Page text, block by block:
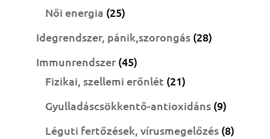
Női energia 2525
termék
Idegrendszer, pánik,szorongás 2828
Immunrendszer 4545
termék
Fizikai, szellemi erőnlét 2121
termék
Gyulladáscsökkentő-antioxidáns 99
termék
Léguti fertőzések, vírusmegelőzés 88